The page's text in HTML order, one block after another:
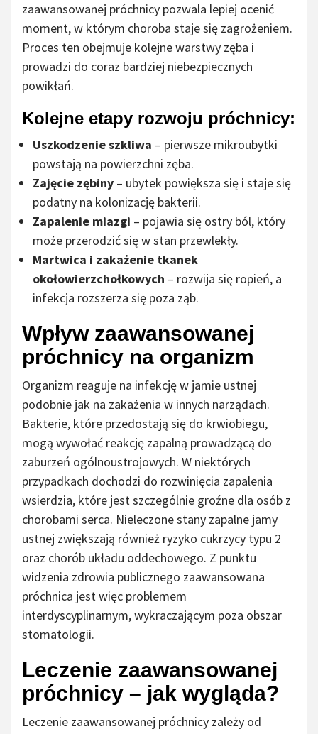
zaawansowanej próchnicy pozwala lepiej ocenić
moment, w którym choroba staje się zagrożeniem.
Proces ten obejmuje kolejne warstwy zęba i
prowadzi do coraz bardziej niebezpiecznych
powikłań.
Kolejne etapy rozwoju próchnicy:
Uszkodzenie szkliwa – pierwsze mikroubytki
powstają na powierzchni zęba.
Zajęcie zębiny – ubytek powiększa się i staje się
podatny na kolonizację bakterii.
Zapalenie miazgi – pojawia się ostry ból, który
może przerodzić się w stan przewlekły.
Martwica i zakażenie tkanek
okołowierzchołkowych – rozwija się ropień, a
infekcja rozszerza się poza ząb.
Wpływ zaawansowanej
próchnicy na organizm
Organizm reaguje na infekcję w jamie ustnej
podobnie jak na zakażenia w innych narządach.
Bakterie, które przedostają się do krwiobiegu,
mogą wywołać reakcję zapalną prowadzącą do
zaburzeń ogólnoustrojowych. W niektórych
przypadkach dochodzi do rozwinięcia zapalenia
wsierdzia, które jest szczególnie groźne dla osób z
chorobami serca. Nieleczone stany zapalne jamy
ustnej zwiększają również ryzyko cukrzycy typu 2
oraz chorób układu oddechowego. Z punktu
widzenia zdrowia publicznego zaawansowana
próchnica jest więc problemem
interdyscyplinarnym, wykraczającym poza obszar
stomatologii.
Leczenie zaawansowanej
próchnicy – jak wygląda?
Leczenie zaawansowanej próchnicy zależy od